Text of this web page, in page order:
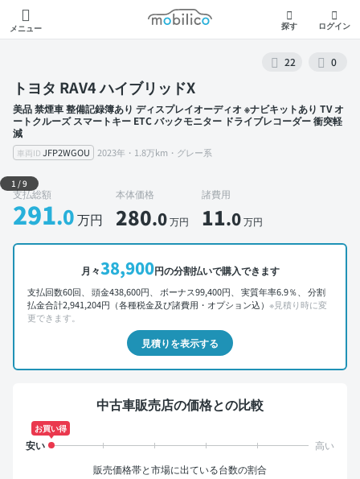
メニュー
モビリコ
探す ログイン
22 0
トヨタ RAV4 ハイブリッドX
美品 禁煙車 整備記録簿あり ディスプレイオーディオ ※ナビキットあり TV オ
ートクルーズ スマートキー ETC バックモニター ドライブレコーダー 衝突軽
減
車両ID JFP2WGOU 2023年・1.8万km・グレー系
外装 左前
1 /9
支払総額
291.0万円
本体価格
280.0万円
諸費用
11.0万円
月々38,900円の分割払いで購入できます
支払回数60回、 頭金438,600円、 ボーナス99,400円、 実質年率6.9％、 分割
払金合計2,941,204円（各種税金及び諸費用・オプション込） ※見積り時に変
更できます。
見積りを表示する
中古車販売店の価格との比較
お買い得
販売価格帯と市場に出ている台数の割合